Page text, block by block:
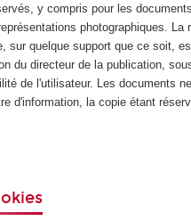
y compris pour les documents
photographiques. La
sur quelque support que ce soit,
du directeur de la publication,
de l'utilisateur. Les documents
d'information, la copie étant